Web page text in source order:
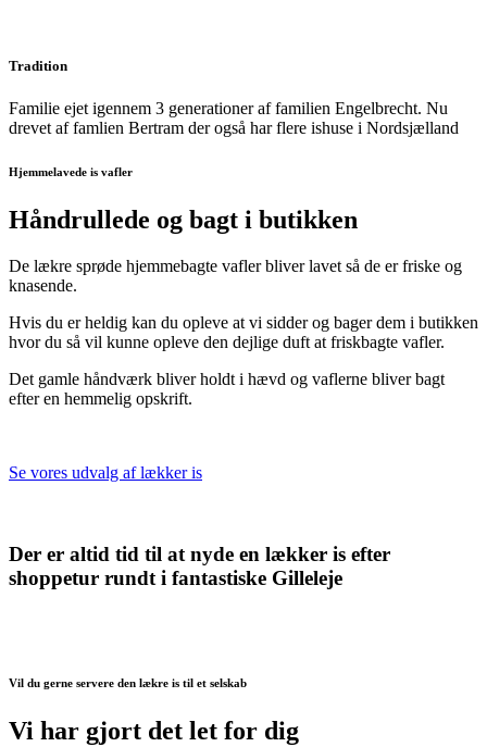
Tradition
Familie ejet igennem 3 generationer af familien Engelbrecht. Nu
drevet af famlien Bertram der også har flere ishuse i Nordsjælland
Hjemmelavede is vafler
Håndrullede og bagt i butikken
De lækre sprøde hjemmebagte vafler bliver lavet så de er friske og
knasende.
Hvis du er heldig kan du opleve at vi sidder og bager dem i butikken
hvor du så vil kunne opleve den dejlige duft at friskbagte vafler.
Det gamle håndværk bliver holdt i hævd og vaflerne bliver bagt
efter en hemmelig opskrift.
Se vores udvalg af lækker is
Der er altid tid til at nyde en lækker is efter
shoppetur rundt i fantastiske Gilleleje
Vil du gerne servere den lækre is til et selskab
Vi har gjort det let for dig